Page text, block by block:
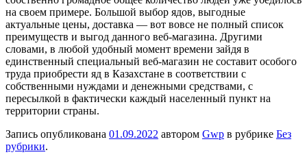
на своем примере. Большой выбор ядов, выгодные
актуальные цены, доставка — вот вовсе не полный список
преимуществ и выгод данного веб-магазина. Другими
словами, в любой удобный момент времени зайдя в
единственный специальный веб-магазин не составит особого
труда приобрести яд в Казахстане в соответствии с
собственными нуждами и денежными средствами, с
пересылкой в фактически каждый населенный пункт на
территории страны.
Запись опубликована 01.09.2022 автором Gwp в рубрике Без
рубрики.